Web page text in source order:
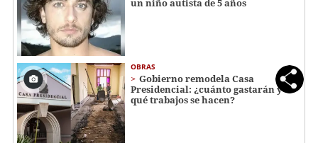
un niño autista de 5 años
OBRAS
Gobierno remodela Casa
Presidencial: ¿cuánto gastarán y
qué trabajos se hacen?